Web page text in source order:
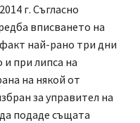
г. Съгласно
вписването на
най-рано три дни
при липса на
на някой от
за управител на
подаде същата